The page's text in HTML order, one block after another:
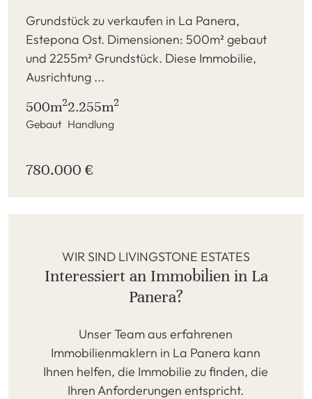
Grundstück zu verkaufen in La Panera,
Estepona Ost. Dimensionen: 500m² gebaut
und 2255m² Grundstück. Diese Immobilie,
Ausrichtung ...
500m2
Gebaut
2.255m2
Handlung
780.000 €
WIR SIND LIVINGSTONE ESTATES
Interessiert an Immobilien in La
Panera?
Unser Team aus erfahrenen
Immobilienmaklern in La Panera kann
Ihnen helfen, die Immobilie zu finden, die
Ihren Anforderungen entspricht.